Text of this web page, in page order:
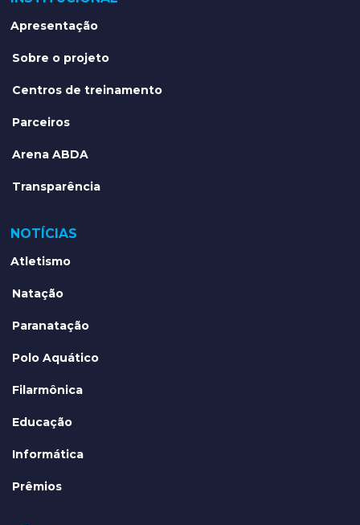
Apresentação
Sobre o projeto
Centros de treinamento
Parceiros
Arena ABDA
Transparência
NOTÍCIAS
Atletismo
Natação
Paranatação
Polo Aquático
Filarmônica
Educação
Informática
Prêmios